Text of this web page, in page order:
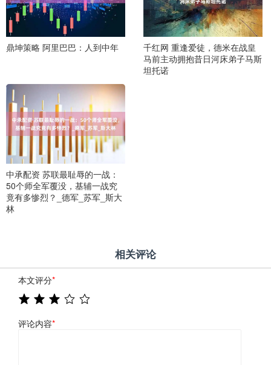
鼎坤策略 阿里巴巴：人到中年
千红网 重逢爱徒，德米在战皇
马前主动拥抱昔日河床弟子马斯
坦托诺
中承配资 苏联最耻辱的一战：
50个师全军覆没，基辅一战究
竟有多惨烈？_德军_苏军_斯大
林
相关评论
本文评分*
评论内容*